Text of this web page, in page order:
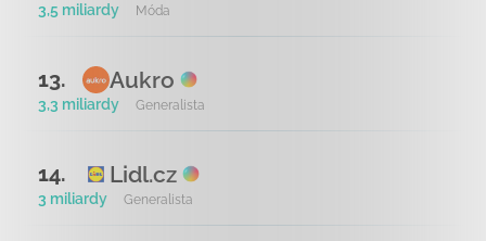
3,5 miliardy Móda
13. Aukro
3,3 miliardy Generalista
14. Lidl.cz
3 miliardy Generalista